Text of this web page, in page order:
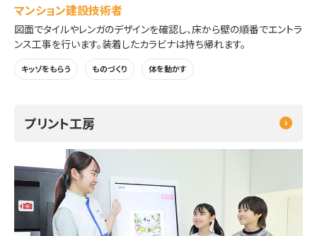
マンション建設技術者
図面でタイルやレンガのデザインを確認し、床から壁の順番でエントラ
ンス工事を行います。装着したカラビナは持ち帰れます。
キッゾをもらう ものづくり 体を動かす
プリント工房